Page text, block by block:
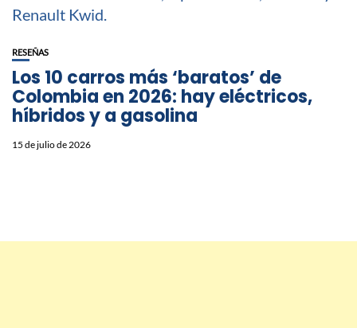
RESEÑAS
Los 10 carros más ‘baratos’ de
Colombia en 2026: hay eléctricos,
híbridos y a gasolina
15 de julio de 2026